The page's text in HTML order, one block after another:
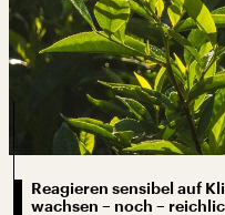
Reagieren sensibel auf
wachsen – noch –